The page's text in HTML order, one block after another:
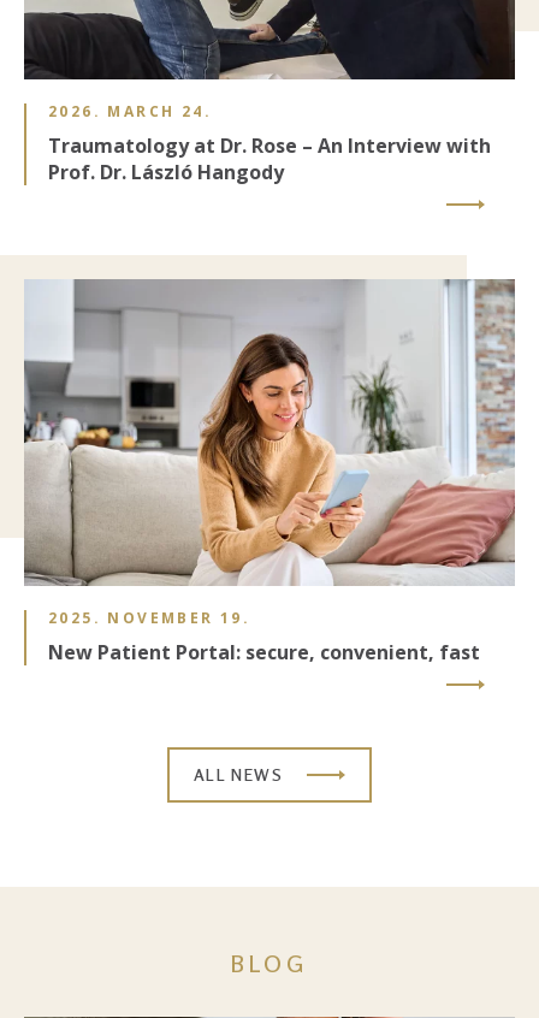
2026. MARCH 24.
Traumatology at Dr. Rose – An Interview with
Prof. Dr. László Hangody
2025. NOVEMBER 19.
New Patient Portal: secure, convenient, fast
ALL NEWS
BLOG